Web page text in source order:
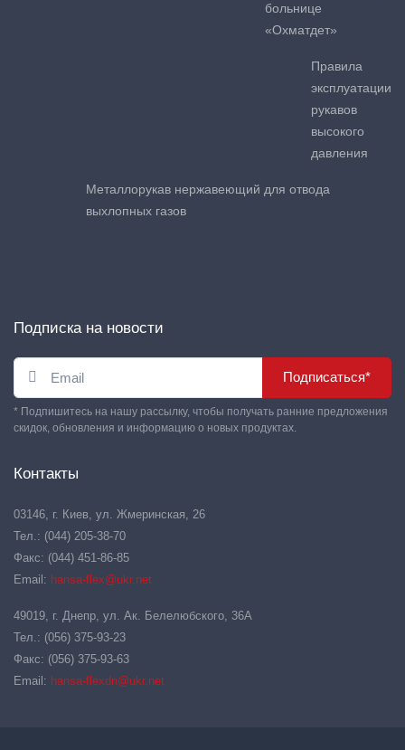
больнице
«Охматдет»
Правила
эксплуатации
рукавов
высокого
давления
Металлорукав нержавеющий для отвода
выхлопных газов
Подписка на новости
Подписаться*
* Подпишитесь на нашу рассылку, чтобы получать ранние предложения
скидок, обновления и информацию о новых продуктах.
Контакты
03146, г. Киев, ул. Жмеринская, 26
Тел.: (044) 205-38-70
Факс: (044) 451-86-85
Email: hansa-flex@ukr.net
49019, г. Днепр, ул. Ак. Белелюбского, 36А
Тел.: (056) 375-93-23
Факс: (056) 375-93-63
Email: hansa-flexdn@ukr.net